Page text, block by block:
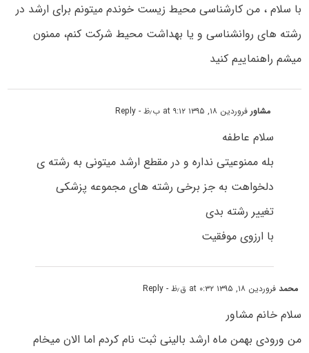
با سلام ، من کارشناسی محیط زیست خوندم میتونم برای ارشد در
رشته های روانشناسی و یا بهداشت محیط شرکت کنم، ممنون
میشم راهنماییم کنید
مشاورفروردین ۱۸, ۱۳۹۵ at ۹:۱۲ ب٫ظ - Reply
سلام عاطفه
بله ممنوعیتی نداره و در مقطع ارشد میتونی به رشته ی
دلخواهت به جز برخی رشته های مجموعه پزشکی
تغییر رشته بدی
با ارزوی موفقیت
محمدفروردین ۱۸, ۱۳۹۵ at ۰:۳۲ ق٫ظ - Reply
سلام خانم مشاور
من ورودی بهمن ماه ارشد بالینی ثبت نام کردم اما الان میخام